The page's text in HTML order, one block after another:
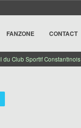
FANZONE CONTACT
du Club Sportif Constantinois